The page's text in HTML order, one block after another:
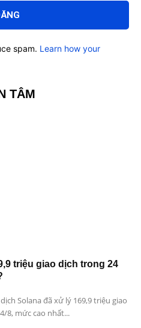
spam. Learn how your
TÂM
triệu giao dịch trong 24
Solana đã xử lý 169,9 triệu giao
8, mức cao nhất...